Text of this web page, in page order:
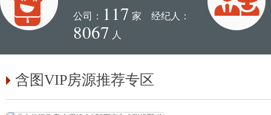
公司： 117 家 经纪人：
8067 人
含图VIP房源推荐专区